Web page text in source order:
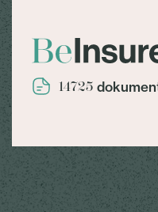
14725